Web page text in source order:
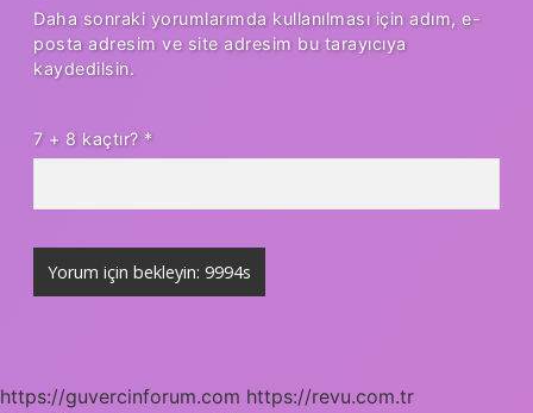
Daha sonraki yorumlarımda kullanılması için adım, e-
posta adresim ve site adresim bu tarayıcıya
kaydedilsin.
7 + 8 kaçtır? *
https://guvercinforum.com https://revu.com.tr